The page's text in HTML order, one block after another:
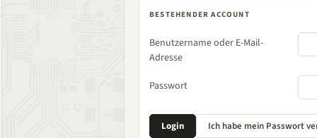
BESTEHENDER ACCOUNT
Benutzername oder E-Mail-
Adresse
Passwort